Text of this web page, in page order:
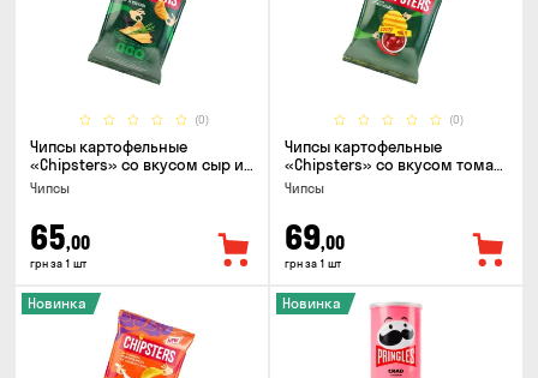
(0)
Чипсы картофельные
«Chipsters» со вкусом сыр и
лук, 95г
Чипсы
65,00
грн за 1 шт
(0)
Чипсы картофельные
«Chipsters» со вкусом томат
спайси, 95г
Чипсы
69,00
грн за 1 шт
Новинка Новинка